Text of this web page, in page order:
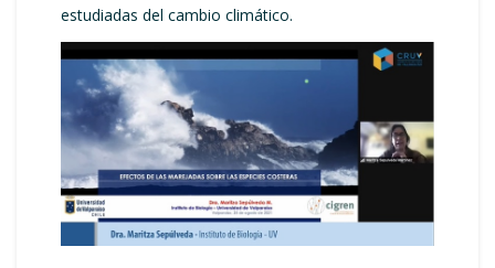
estudiadas del cambio climático.